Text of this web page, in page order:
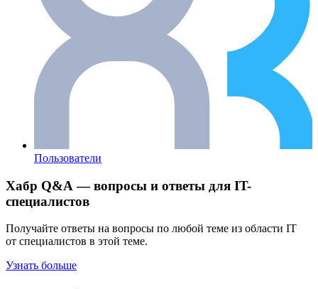
Пользователи
Хабр Q&A — вопросы и ответы для IT-
специалистов
Получайте ответы на вопросы по любой теме из области IT
от специалистов в этой теме.
Узнать больше